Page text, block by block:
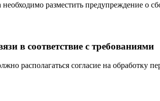
необходимо разместить предупреждение о
в соответствие с требованиями
располагаться согласие на обработку